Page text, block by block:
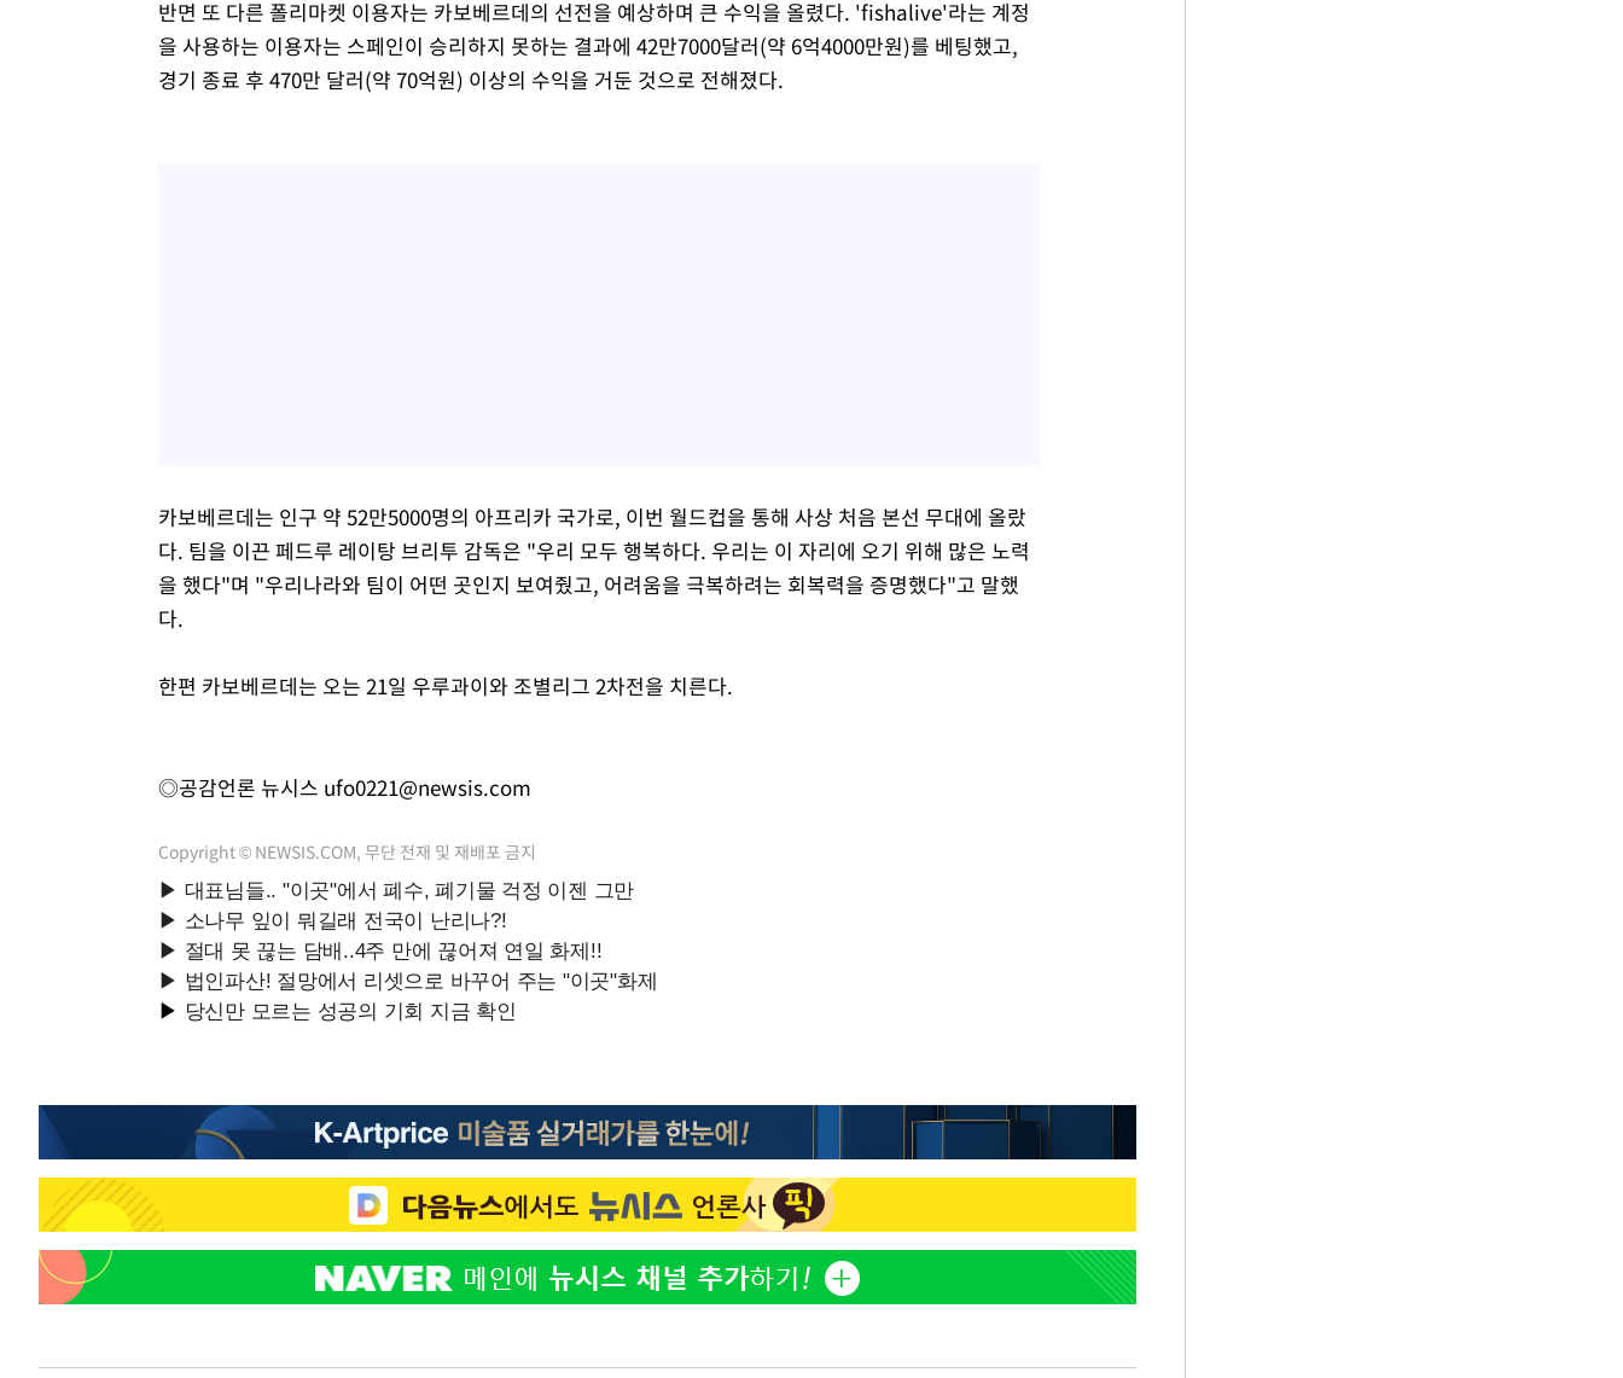
반면 또 다른 폴리마켓 이용자는 카보베르데의 선전을 예상하며 큰 수익을 올렸다. 'fishalive'라는 계정
을 사용하는 이용자는 스페인이 승리하지 못하는 결과에 42만7000달러(약 6억4000만원)를 베팅했고,
경기 종료 후 470만 달러(약 70억원) 이상의 수익을 거둔 것으로 전해졌다.
카보베르데는 인구 약 52만5000명의 아프리카 국가로, 이번 월드컵을 통해 사상 처음 본선 무대에 올랐
다. 팀을 이끈 페드루 레이탕 브리투 감독은 "우리 모두 행복하다. 우리는 이 자리에 오기 위해 많은 노력
을 했다"며 "우리나라와 팀이 어떤 곳인지 보여줬고, 어려움을 극복하려는 회복력을 증명했다"고 말했
다.
한편 카보베르데는 오는 21일 우루과이와 조별리그 2차전을 치른다.
◎공감언론 뉴시스 ufo0221@newsis.com
Copyright © NEWSIS.COM, 무단 전재 및 재배포 금지